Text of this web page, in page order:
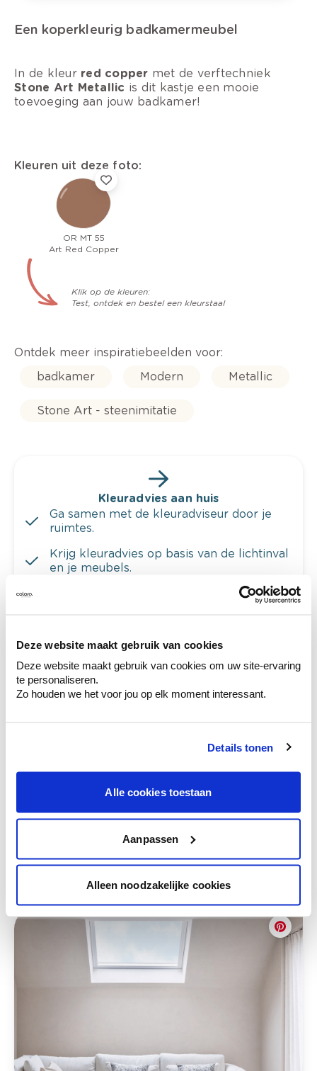
Deze website maakt gebruik van cookies
Deze website maakt gebruik van cookies om uw site-ervaring
te personaliseren.
Zo houden we het voor jou op elk moment interessant.
Details tonen
Alle cookies toestaan
Aanpassen
Alleen noodzakelijke cookies
Een koperkleurig badkamermeubel
In de kleur red copper met de verftechniek
Stone Art Metallic is dit kastje een mooie
toevoeging aan jouw badkamer!
Kleuren uit deze foto:
OR MT 55
Art Red Copper
Klik op de kleuren:
Test, ontdek en bestel een kleurstaal
Ontdek meer inspiratiebeelden voor:
badkamer
Modern Metallic
Stone Art - steenimitatie
Kleuradvies aan huis
Ga samen met de kleuradviseur door je
ruimtes.
Krijg kleuradvies op basis van de lichtinval
en je meubels.
Krijg ineens een technologische check-up
Bekijk je kleur in de winkel
Bekijk er de bijhorende tinten om je kleur
Krijg persoonlijk advies om kleuren te
combineren.